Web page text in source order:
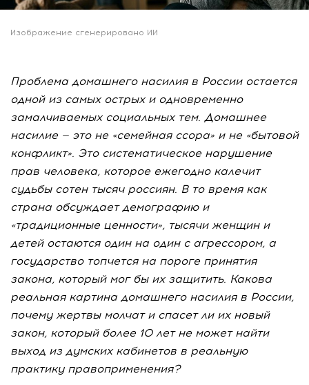
Изображение сгенерировано ИИ
Проблема домашнего насилия в России остается
одной из самых острых и одновременно
замалчиваемых социальных тем. Домашнее
насилие — это не «семейная ссора» и не «бытовой
конфликт». Это систематическое нарушение
прав человека, которое ежегодно калечит
судьбы сотен тысяч россиян. В то время как
страна обсуждает демографию и
«традиционные ценности», тысячи женщин и
детей остаются один на один с агрессором, а
государство топчется на пороге принятия
закона, который мог бы их защитить. Какова
реальная картина домашнего насилия в России,
почему жертвы молчат и спасет ли их новый
закон, который более 10 лет не может найти
выход из думских кабинетов в реальную
практику правоприменения?